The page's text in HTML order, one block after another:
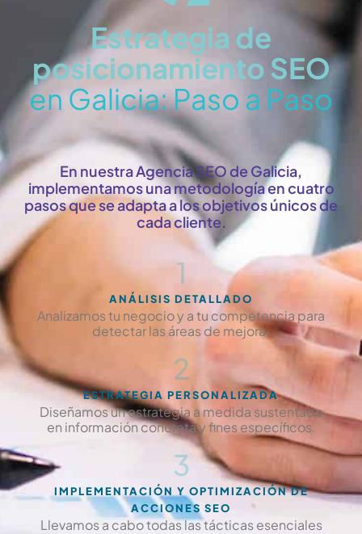
Estrategia de
posicionamiento SEO
en Galicia: Paso a Paso
En nuestra Agencia SEO de Galicia,
implementamos una metodología en cuatro
pasos que se adapta a los objetivos únicos de
cada cliente.
1
ANÁLISIS DETALLADO
Analizamos tu negocio y a tu competencia para
detectar las áreas de mejora.
2
ESTRATEGIA PERSONALIZADA
Diseñamos un estrategia a medida sustentado
en información concreta y fines específicos.
3
IMPLEMENTACIÓN Y OPTIMIZACIÓN DE
ACCIONES SEO
Llevamos a cabo todas las tácticas esenciales